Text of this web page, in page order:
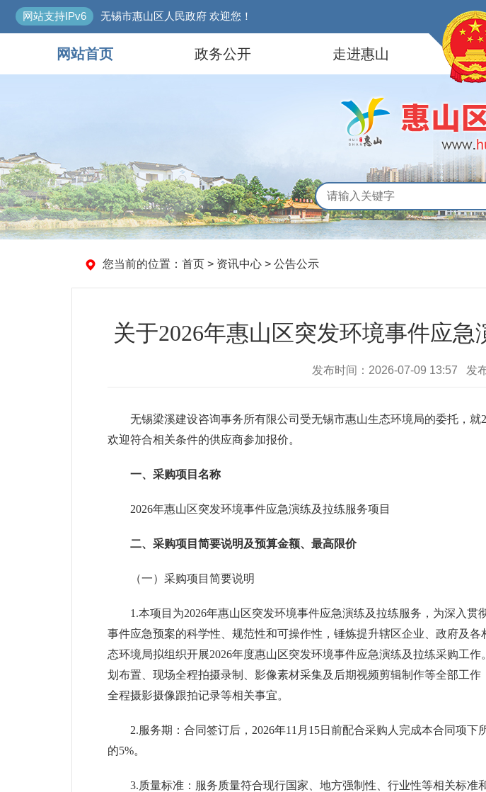
网站支持IPv6 无锡市惠山区人民政府 欢迎您！
网站首页 政务公开 走进惠山
您当前的位置： 首页 > 资讯中心 > 公告公示
关于2026年惠山区突发环境事件应
发布时间：2026-07-09 13:57 发
无锡梁溪建设咨询事务所有限公司受无锡市惠山生态环境局的委托，就
欢迎符合相关条件的供应商参加报价。
一、采购项目名称
2026年惠山区突发环境事件应急演练及拉练服务项目
二、采购项目简要说明及预算金额、最高限价
（一）采购项目简要说明
1.本项目为2026年惠山区突发环境事件应急演练及拉练服务 ，为深入贯
事件应急预案的科学性、规范性和可操作性，锤炼提升辖区企业、政府及
态环境局拟组织开展2026年度惠山区突发环境事件应急演练及拉练采购工
划布置、现场全程拍摄录制、影像素材采集及后期视频剪辑制作等全部工
全程摄影摄像跟拍记录等相关事宜。
2.服务期：合同签订后， 2026年11月15日前配合采购人完成本合同项
的5%。
3.质量标准 ： 服务质量符合现行国家、地方强制性、行业性等相关标